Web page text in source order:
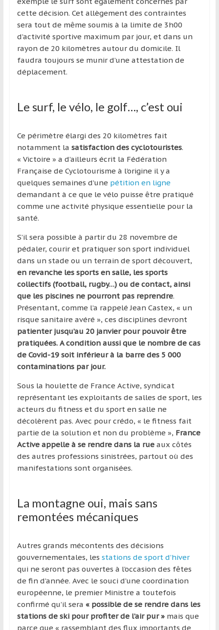
cette décision. Cet allègement des contraintes
sera tout de même soumis à la limite de 3h00
d’activité sportive maximum par jour, et dans un
rayon de 20 kilomètres autour du domicile. Il
faudra toujours se munir d’une attestation de
déplacement.
Le surf, le vélo, le golf…, c’est oui
Ce périmètre élargi des 20 kilomètres fait
notamment la satisfaction des cyclotouristes.
« Victoire » a d’ailleurs écrit la Fédération
Française de Cyclotourisme à l’origine il y a
quelques semaines d’une pétition en ligne
demandant à ce que le vélo puisse être pratiqué
comme une activité physique essentielle pour la
santé.
S’il sera possible à partir du 28 novembre de
pédaler, courir et pratiquer son sport individuel
dans un stade ou un terrain de sport découvert,
en revanche les sports en salle, les sports
collectifs (football, rugby…) ou de contact, ainsi
que les piscines ne pourront pas reprendre.
Présentant, comme l’a rappelé Jean Castex, « un
risque sanitaire avéré », ces disciplines devront
patienter jusqu’au 20 janvier pour pouvoir être
pratiquées. A condition aussi que le nombre de cas
de Covid-19 soit inférieur à la barre des 5 000
contaminations par jour.
Sous la houlette de France Active, syndicat
représentant les exploitants de salles de sport, les
acteurs du fitness et du sport en salle ne
décolèrent pas. Avec pour crédo, « le fitness fait
partie de la solution et non du problème », France
Active appelle à se rendre dans la rueaux côtés
des autres professions sinistrées, partout où des
manifestations sont organisées.
La montagne oui, mais sans
remontées mécaniques
Autres grands mécontents des décisions
gouvernementales, les stations de sport d’hiver
qui ne seront pas ouvertes à l’occasion des fêtes
de fin d’année. Avec le souci d’une coordination
européenne, le premier Ministre a toutefois
confirmé qu’il sera « possible de se rendre dans les
stations de ski pour profiter de l’air pur »mais que
parce que « rassemblant des flux importants de